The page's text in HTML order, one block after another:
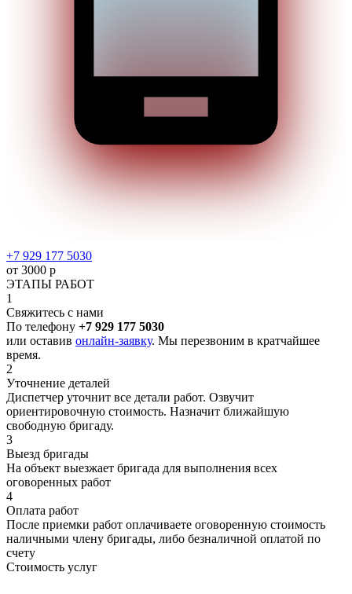
+7 929 177 5030
от 3000 р
ЭТАПЫ РАБОТ
1
Свяжитесь с нами
По телефону +7 929 177 5030
или оставив онлайн-заявку. Мы перезвоним в кратчайшее
время.
2
Уточнение деталей
Диспетчер уточнит все детали работ. Озвучит
ориентировочную стоимость. Назначит ближайшую
свободную бригаду.
3
Выезд бригады
На объект выезжает бригада для выполнения всех
оговоренных работ
4
Оплата работ
После приемки работ оплачиваете оговоренную стоимость
наличными члену бригады, либо безналичной оплатой по
счету
Стоимость услуг